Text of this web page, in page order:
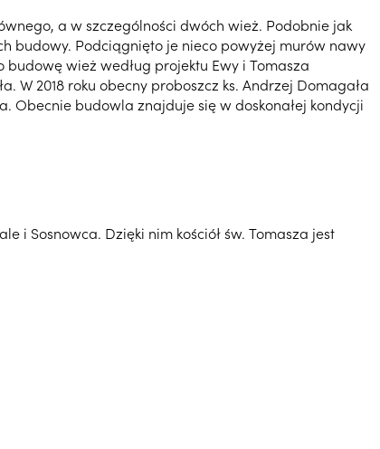
a w szczególności dwóch wież. Podobnie jak
budowy. Podciągnięto je nieco powyżej murów nawy
wież według projektu Ewy i Tomasza
W 2018 roku obecny proboszcz ks. Andrzej Domagała
Obecnie budowla znajduje się w doskonałej kondycji
i Sosnowca. Dzięki nim kościół św. Tomasza jest